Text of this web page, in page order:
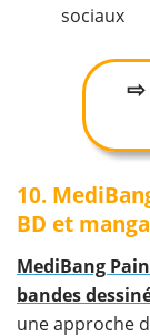
sociaux
⇨
10.
BD et
MediBang
bandes
une approche